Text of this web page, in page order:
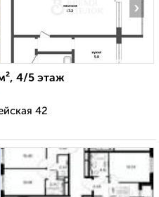
›
4/5 этаж
42